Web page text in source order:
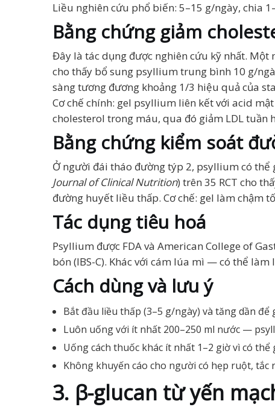
Liều nghiên cứu phổ biến: 5–15 g/ngày, chia
Bằng chứng giảm
Đây là tác dụng được nghiên cứu kỹ nhất. Một
cho thấy bổ sung psyllium trung bình 10 g/
sàng tương đương khoảng 1/3 hiệu quả của
Cơ chế chính: gel psyllium liên kết với acid
cholesterol trong máu, qua đó giảm LDL tuần
Bằng chứng kiểm soát
Ở người đái tháo đường týp 2, psyllium có thể
Journal of Clinical Nutrition) trên 35 RCT cho
đường huyết liều thấp. Cơ chế: gel làm chậm
Tác dụng tiêu hoá
Psyllium được FDA và American College of
bón (IBS-C). Khác với cám lúa mì — có thể
Cách dùng và lưu ý
Bắt đầu liều thấp (3–5 g/ngày) và tăng dần để
Luôn uống với ít nhất 200–250 ml nước —
Uống cách thuốc khác ít nhất 1–2 giờ vì có
Không khuyến cáo cho người có hẹp ruột,
3. β-glucan từ yến